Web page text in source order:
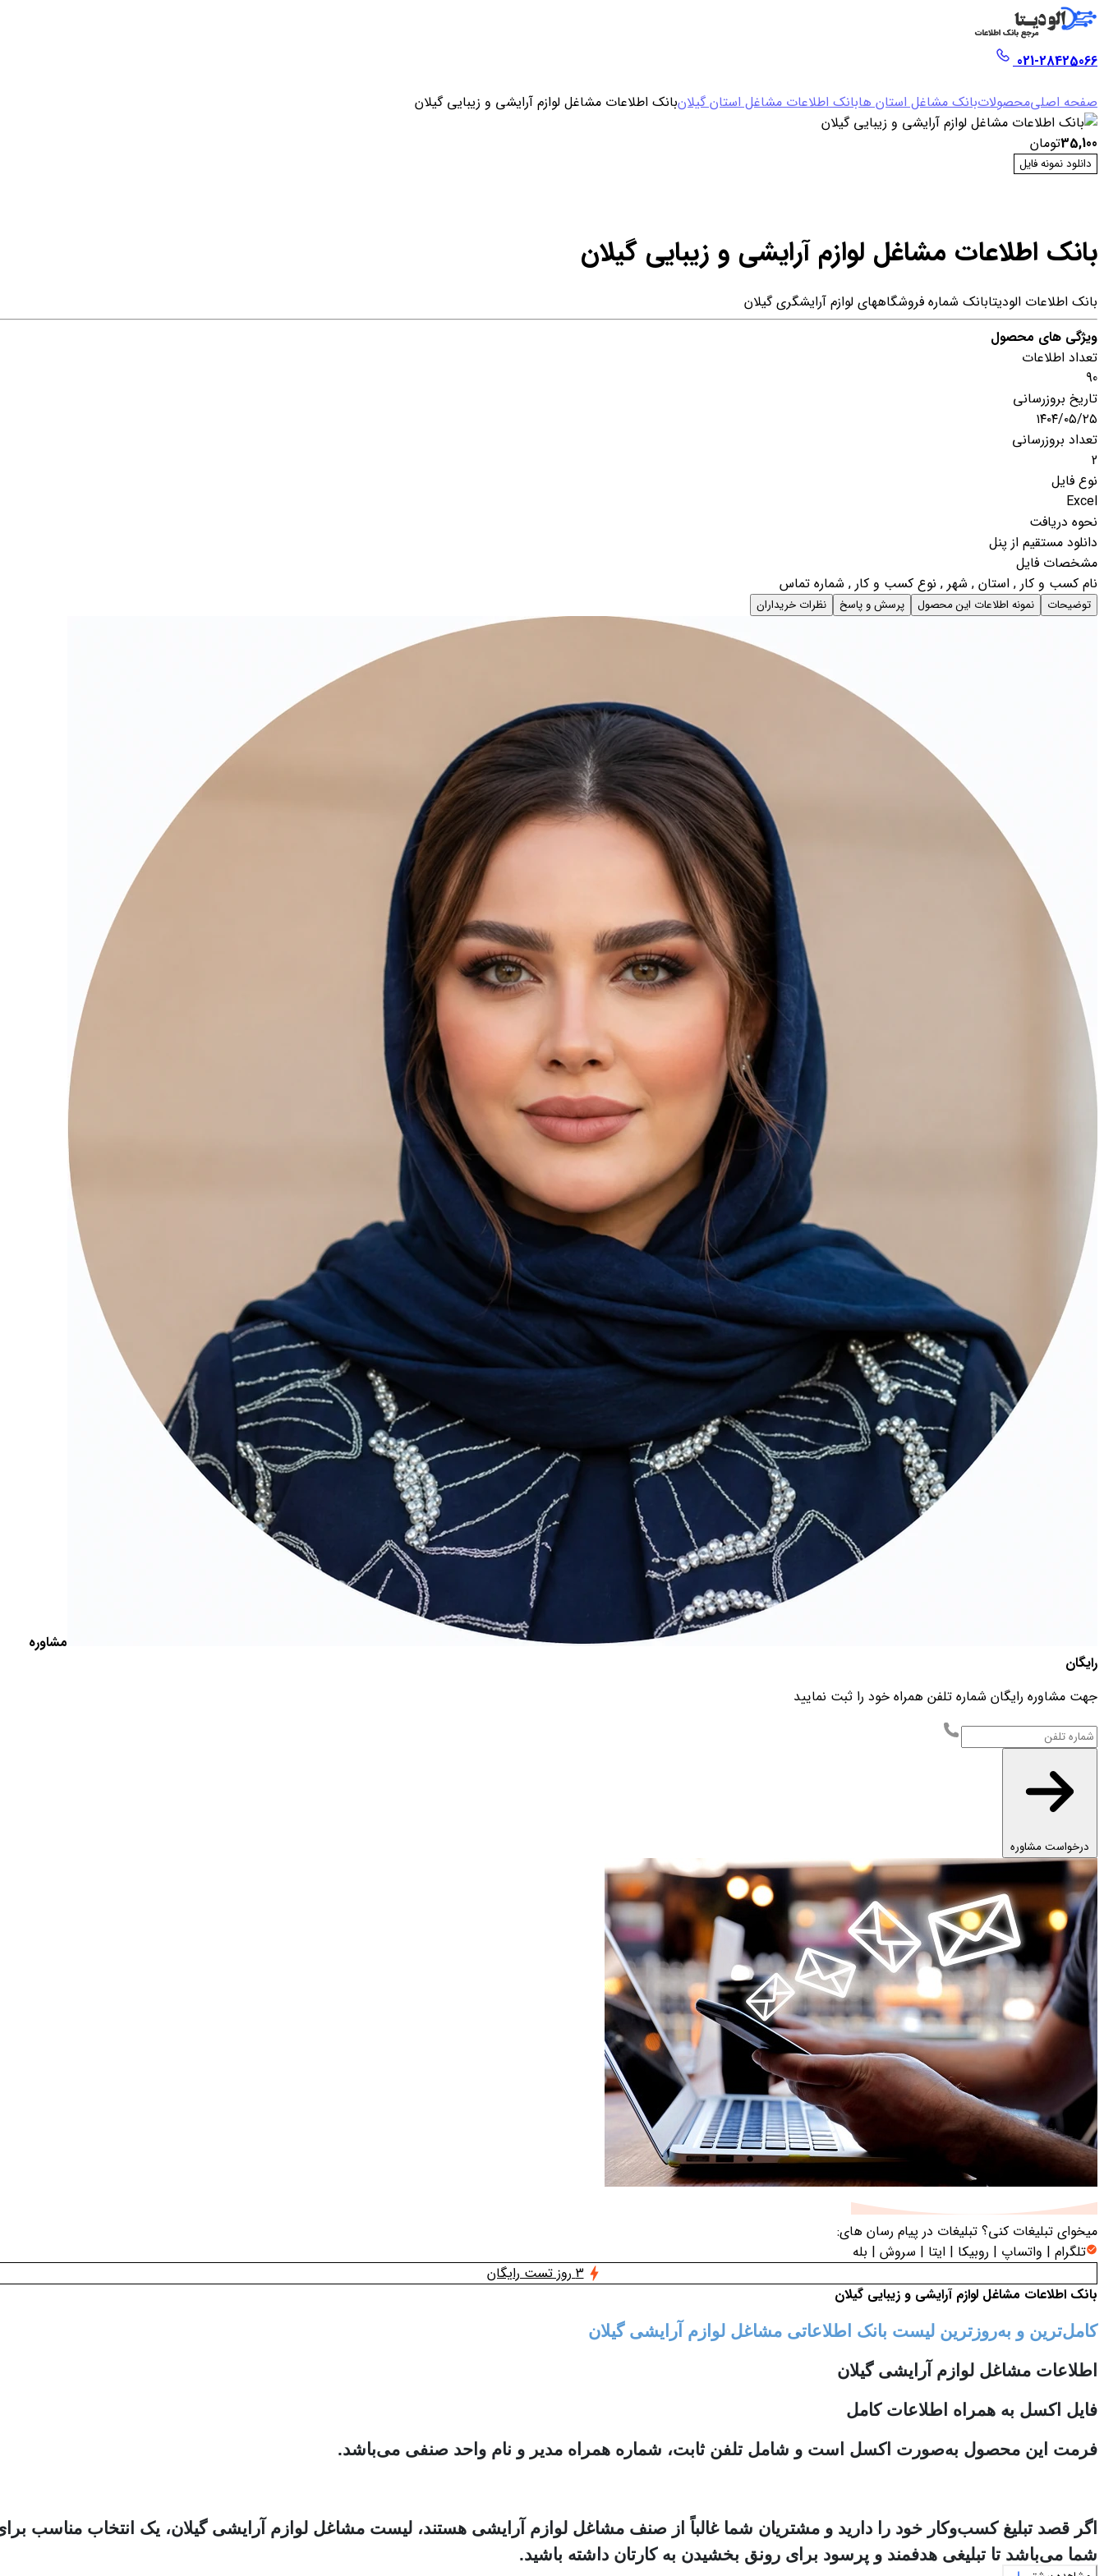
021-28425066
صفحه اصلیمحصولاتبانک مشاغل استان هابانک اطلاعات مشاغل استان گیلانبانک اطلاعات مشاغل لوازم آرایشی و زیبایی گیلان
35,100تومان
دانلود نمونه فایل
بانک اطلاعات مشاغل لوازم آرایشی و زیبایی گیلان
بانک اطلاعات الودیتابانک شماره فروشگاههای لوازم آرایشگری گیلان
ویژگی های محصول
تعداد اطلاعات
90
تاریخ بروزرسانی
۱۴۰۴/۰۵/۲۵
تعداد بروزرسانی
2
نوع فایل
Excel
نحوه دریافت
دانلود مستقیم از پنل
مشخصات فایل
نام کسب و کار , استان , شهر , نوع کسب و کار , شماره تماس
توضیحات نمونه اطلاعات این محصول پرسش و پاسخ نظرات خریداران
مشاوره
رایگان
جهت مشاوره رایگان شماره تلفن همراه خود را ثبت نمایید
درخواست مشاوره
میخوای تبلیغات کنی؟ تبلیغات در پیام رسان های:
تلگرام | واتساپ | روبیکا | ایتا | سروش | بله
3 روز تست رایگان
بانک اطلاعات مشاغل لوازم آرایشی و زیبایی گیلان
کامل‌ترین و به‌روزترین لیست بانک اطلاعاتی مشاغل لوازم آرایشی گیلان
اطلاعات مشاغل لوازم آرایشی گیلان
فایل اکسل به همراه اطلاعات کامل
فرمت این محصول به‌صورت اکسل است و شامل تلفن ثابت، شماره همراه مدیر و نام واحد صنفی می‌باشد.
اگر قصد تبلیغ کسب‌وکار خود را دارید و مشتریان شما غالباً از صنف مشاغل لوازم آرایشی هستند، لیست مشاغل لوازم آرایشی گیلان، یک انتخاب مناسب
شما می‌باشد تا تبلیغی هدفمند و پرسود برای رونق بخشیدن به کارتان داشته باشید.